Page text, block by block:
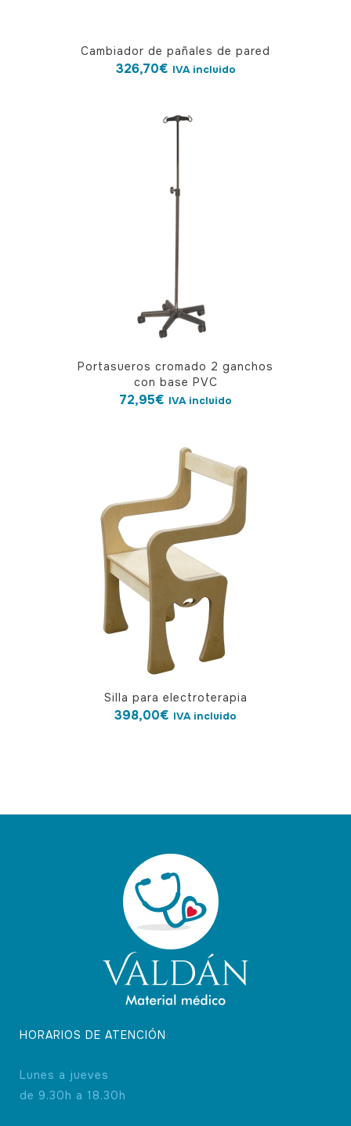
Cambiador de pañales de pared
326,70€ IVA incluido
Portasueros cromado 2 ganchos
con base PVC
72,95€ IVA incluido
Silla para electroterapia
398,00€ IVA incluido
HORARIOS DE ATENCIÓN
Lunes a jueves
de 9.30h a 18.30h